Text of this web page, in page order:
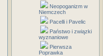
Neopoganizm w
Niemczech
Pacelli i Pavelic
Państwo i związki
wyznaniowe
Pierwsza
Poprawka